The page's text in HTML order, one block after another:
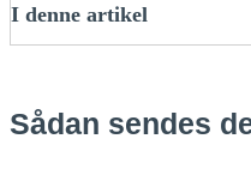
I denne artikel
Sådan sendes